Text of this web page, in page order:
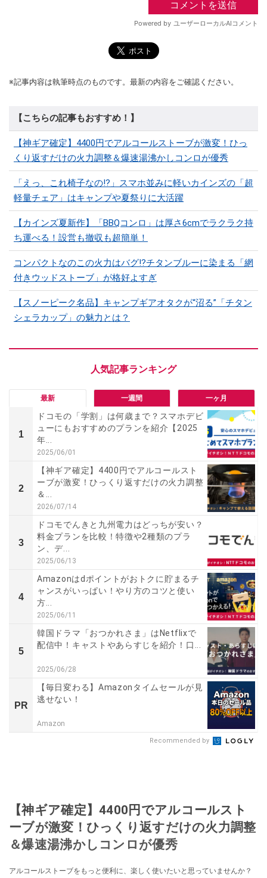
※記事内容は執筆時点のものです。最新の内容をご確認ください。
【こちらの記事もおすすめ！】
【神ギア確定】4400円でアルコールストーブが激変！ひっ
くり返すだけの火力調整＆爆速湯沸かしコンロが優秀
「えっ、これ椅子なの!?」スマホ並みに軽いカインズの「超
軽量チェア」はキャンプや夏祭りに大活躍
【カインズ夏新作】「BBQコンロ」は厚さ6cmでラクラク持
ち運べる！設営も撤収も超簡単！
コンパクトなのこの火力はバグ⁉チタンブルーに染まる「網
付きウッドストーブ」が格好よすぎ
【スノーピーク名品】キャンプギアオタクが“沼る”「チタン
シェラカップ」の魅力とは？
最新 一週間 一ヶ月
1
ドコモの「学割」は何歳まで？スマホデビ
ューにもおすすめのプランを紹介【2025
年...
2025/06/01
2
【神ギア確定】4400円でアルコールスト
ーブが激変！ひっくり返すだけの火力調整
＆...
2026/07/14
3
ドコモでんきと九州電力はどっちが安い？
料金プランを比較！特徴や2種類のプラ
ン、デ...
2025/06/13
4
Amazonはdポイントがおトクに貯まるチ
ャンスがいっぱい！やり方のコツと使い
方...
2025/06/11
5
韓国ドラマ「おつかれさま」はNetflixで
配信中！キャストやあらすじを紹介！口...
2025/06/28
PR
【毎日変わる】Amazonタイムセールが見
逃せない！
Amazon
Recommended by
【神ギア確定】4400円でアルコールスト
ーブが激変！ひっくり返すだけの火力調整
＆爆速湯沸かしコンロが優秀
アルコールストーブをもっと便利に、楽しく使いたいと思っていませんか？